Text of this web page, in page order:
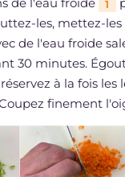
1
les, mettez-
de l'eau froide
30 minutes.
à la fois les
finement